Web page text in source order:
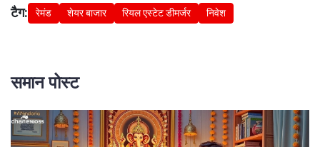
टैग: रेमंड शेयर बाजार रियल एस्टेट डीमर्जर निवेश
समान पोस्ट